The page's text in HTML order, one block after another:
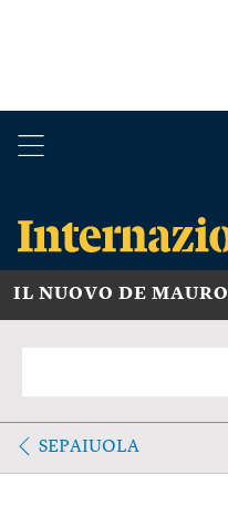
IL NUOVO DE MAURO
SEPAIUOLA